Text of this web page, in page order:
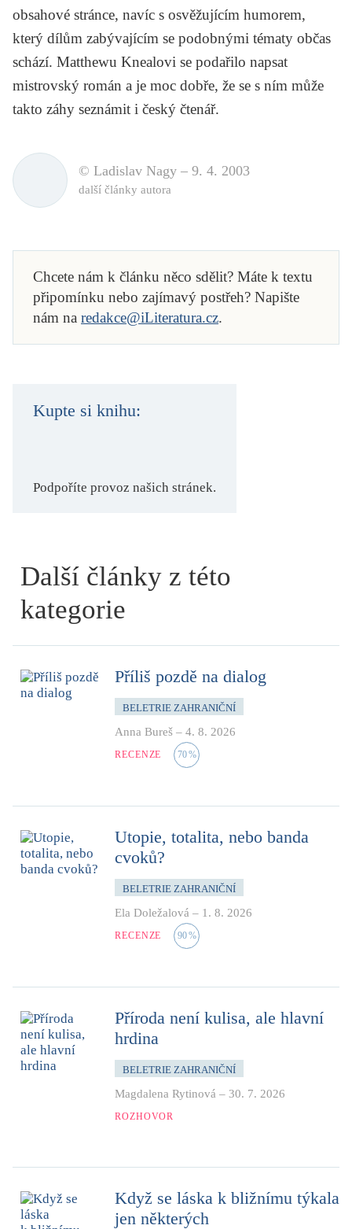
obsahové stránce, navíc s osvěžujícím humorem,
který dílům zabývajícím se podobnými tématy občas
schází. Matthewu Knealovi se podařilo napsat
mistrovský román a je moc dobře, že se s ním může
takto záhy seznámit i český čtenář.
© Ladislav Nagy – 9. 4. 2003
další články autora
Chcete nám k článku něco sdělit? Máte k textu
připomínku nebo zajímavý postřeh? Napište
nám na redakce@iLiteratura.cz.
Kupte si knihu:
Podpoříte provoz našich stránek.
Další články z této
kategorie
Příliš pozdě na dialog
BELETRIE ZAHRANIČNÍ
Anna Bureš – 4. 8. 2026
RECENZE 70%
Utopie, totalita, nebo banda
cvoků?
BELETRIE ZAHRANIČNÍ
Ela Doležalová – 1. 8. 2026
RECENZE 90%
Příroda není kulisa, ale hlavní
hrdina
BELETRIE ZAHRANIČNÍ
Magdalena Rytinová – 30. 7. 2026
ROZHOVOR
Když se láska k bližnímu týkala
jen některých